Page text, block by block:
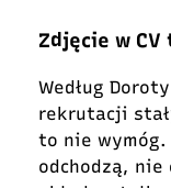
Zdjęcie w
Według
rekrutacji
to nie wymóg.
odchodzą, nie